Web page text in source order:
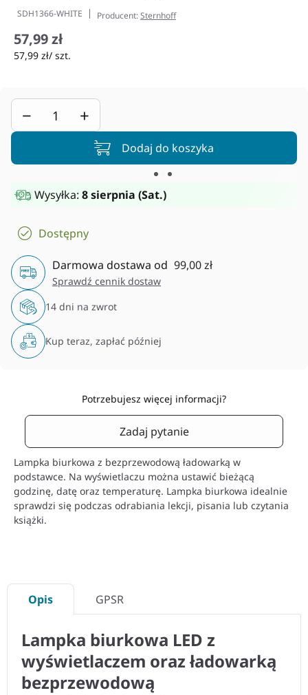
SDH1366-WHITE Producent:Sternhoff
57,99 zł
57,99 zł/ szt.
− +
Dodaj do koszyka
Wysyłka: 8 sierpnia (Sat.)
Dostępny
Darmowa dostawa od 99,00 zł
Sprawdź cennik dostaw
14 dni na zwrot
Kup teraz, zapłać później
Potrzebujesz więcej informacji?
Zadaj pytanie
Lampka biurkowa z bezprzewodową ładowarką w
podstawce. Na wyświetlaczu można ustawić bieżącą
godzinę, datę oraz temperaturę. Lampka biurkowa idealnie
sprawdzi się podczas odrabiania lekcji, pisania lub czytania
książki.
Opis GPSR
Lampka biurkowa LED z
wyświetlaczem oraz ładowarką
bezprzewodową